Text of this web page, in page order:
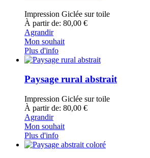
Impression Giclée sur toile
À partir de: 80,00 €
Agrandir
Mon souhait
Plus d'info
Paysage rural abstrait
Impression Giclée sur toile
À partir de: 80,00 €
Agrandir
Mon souhait
Plus d'info